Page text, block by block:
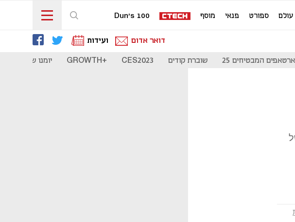
עולם ספורט פנאי מוסף Dun's 100
דואר אדום ועידות
המבטיחים 25 שוברת קודים CES2023
+GROWTH יומנו של